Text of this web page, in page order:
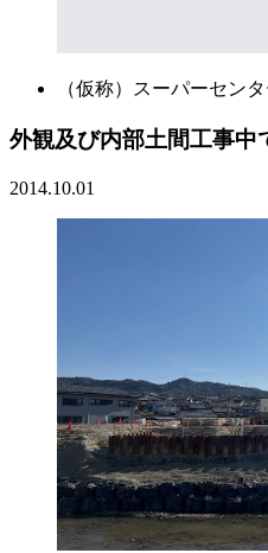
（仮称）スーパーセン
外観及び内部土間工事中
2014.10.01